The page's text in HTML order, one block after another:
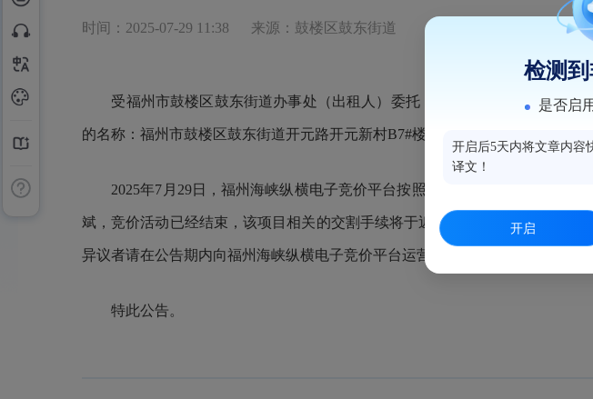
时间：2025-07-29 11:38 来源：鼓楼区鼓东街道
受福州市鼓楼区鼓东街道办事处（出租人）委托，福州海峡纵横电子竞价
的名称：福州市鼓楼区鼓东街道开元路开元新村B7#楼1层13店面，项目编号：
2025年7月29日，福州海峡纵横电子竞价平台按照《国有资产公开招租办理
斌，竞价活动已经结束，该项目相关的交割手续将于近期办理。现将本次竞价
异议者请在公告期内向福州海峡纵横电子竞价平台运营中心署名反映。
特此公告。
检测
是否启
开启后5天内将文章内容
译文！
开启